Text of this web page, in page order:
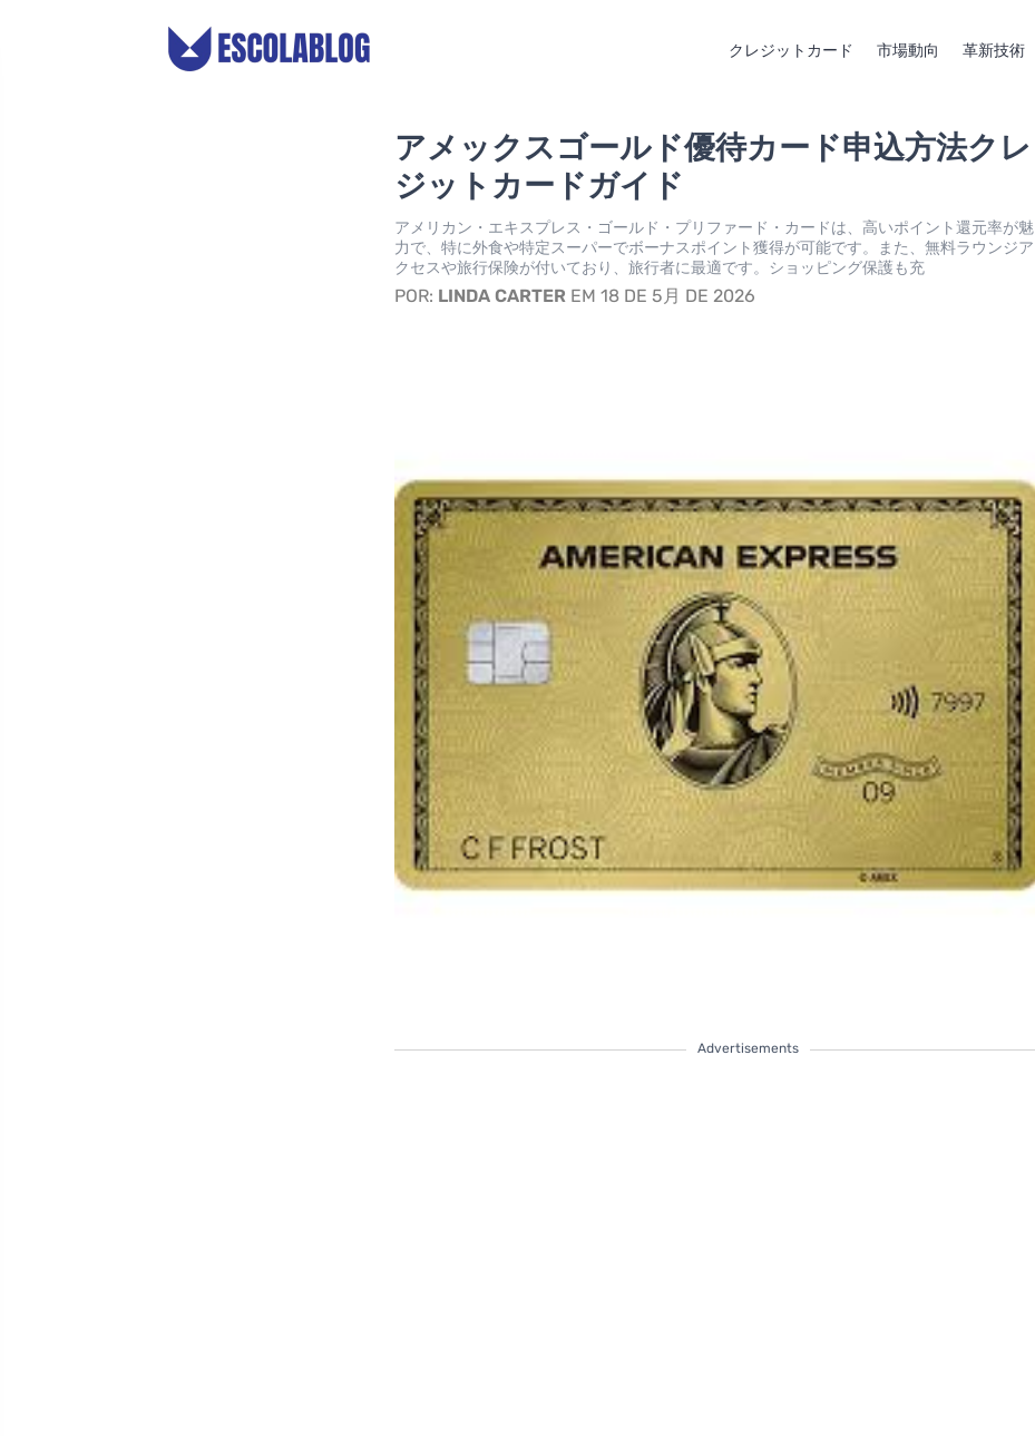
クレジットカード 市場動向 革新技術
アメックスゴールド優待カード申込方法クレ
ジットカードガイド
アメリカン・エキスプレス・ゴールド・プリファード・カードは、高いポイント還元率が魅
力で、特に外食や特定スーパーでボーナスポイント獲得が可能です。また、無料ラウンジア
クセスや旅行保険が付いており、旅行者に最適です。ショッピング保護も充
POR: LINDA CARTER EM 18 DE 5月 DE 2026
Advertisements